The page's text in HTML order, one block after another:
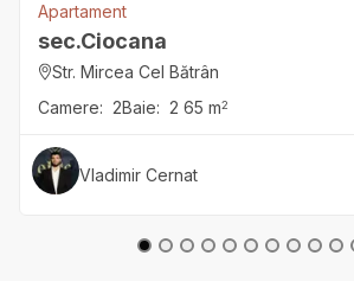
Apartament
sec.Ciocana
Str. Mircea Cel Bătrân
Camere: 2Baie: 2 65 m2
Vladimir Cernat